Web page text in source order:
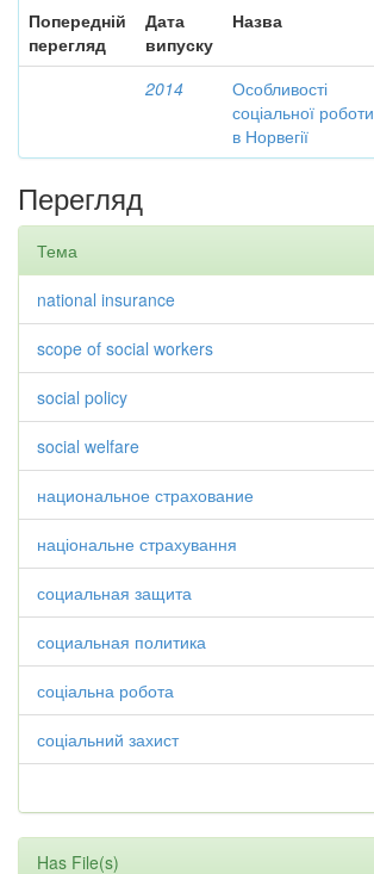
Попередній
перегляд
Дата
випуску
Назва
2014
Особливості
соціальної роботи
в Норвегії
Перегляд
Тема
national insurance
scope of social workers
social policy
social welfare
национальное страхование
національне страхування
социальная защита
социальная политика
соціальна робота
соціальний захист
Has File(s)